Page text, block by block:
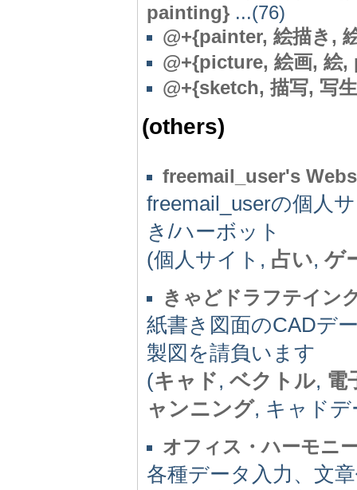
painting} ...(76)
@+{painter, 絵描き,
@+{picture, 絵画,
@+{sketch, 描写, 写
(others)
freemail_user's
freemail_userの個人
き/ハーボット
(個人サイト, 占い, ゲ
きゃどドラフテイン
紙書き図面のCADデ
製図を請負います
(キャド, ベクトル, 電
ャンニング, キャドデ
オフィス・ハーモニ
各種データ入力、文